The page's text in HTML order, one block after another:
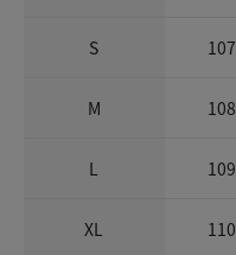
S 107
M 108
L 109
XL 110